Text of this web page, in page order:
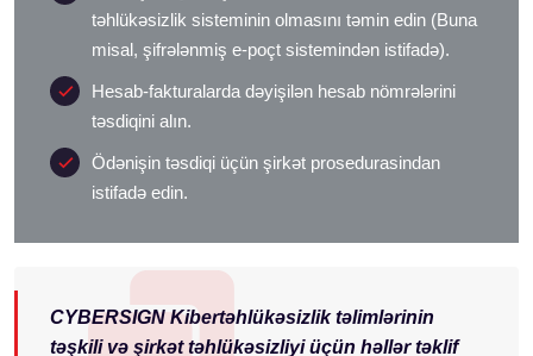
təhlükəsizlik sisteminin olmasını təmin edin (Buna
misal, şifrələnmiş e-poçt sistemindən istifadə).
Hesab-fakturalarda dəyişilən hesab nömrələrini
təsdiqini alın.
Ödənişin təsdiqi üçün şirkət prosedurasindan
istifadə edin.
CYBERSIGN Kibertəhlükəsizlik təlimlərinin
təşkili və şirkət təhlükəsizliyi üçün həllər təklif